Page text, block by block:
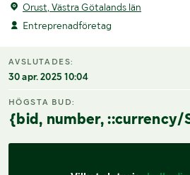
Orust, Västra Götalands län
Entreprenadföretag
AVSLUTADES:
30 apr. 2025 10:04
HÖGSTA BUD:
{bid, number,